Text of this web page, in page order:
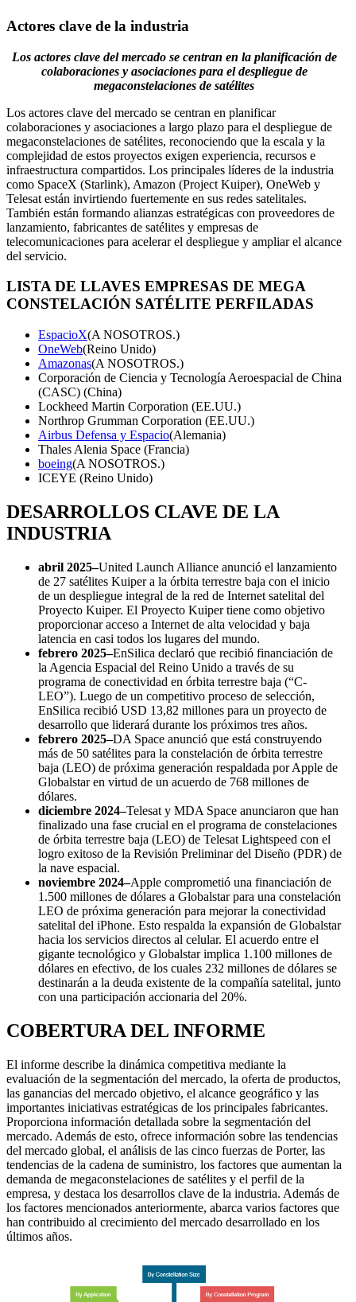
Actores clave de la industria
Los actores clave del mercado se centran en la planificación de
colaboraciones y asociaciones para el despliegue de
megaconstelaciones de satélites
Los actores clave del mercado se centran en planificar
colaboraciones y asociaciones a largo plazo para el despliegue de
megaconstelaciones de satélites, reconociendo que la escala y la
complejidad de estos proyectos exigen experiencia, recursos e
infraestructura compartidos. Los principales líderes de la industria
como SpaceX (Starlink), Amazon (Project Kuiper), OneWeb y
Telesat están invirtiendo fuertemente en sus redes satelitales.
También están formando alianzas estratégicas con proveedores de
lanzamiento, fabricantes de satélites y empresas de
telecomunicaciones para acelerar el despliegue y ampliar el alcance
del servicio.
LISTA DE LLAVES EMPRESAS DE MEGA
CONSTELACIÓN SATÉLITE PERFILADAS
EspacioX(A NOSOTROS.)
OneWeb(Reino Unido)
Amazonas(A NOSOTROS.)
Corporación de Ciencia y Tecnología Aeroespacial de China
(CASC) (China)
Lockheed Martin Corporation (EE.UU.)
Northrop Grumman Corporation (EE.UU.)
Airbus Defensa y Espacio(Alemania)
Thales Alenia Space (Francia)
boeing(A NOSOTROS.)
ICEYE (Reino Unido)
DESARROLLOS CLAVE DE LA
INDUSTRIA
abril 2025–United Launch Alliance anunció el lanzamiento
de 27 satélites Kuiper a la órbita terrestre baja con el inicio
de un despliegue integral de la red de Internet satelital del
Proyecto Kuiper. El Proyecto Kuiper tiene como objetivo
proporcionar acceso a Internet de alta velocidad y baja
latencia en casi todos los lugares del mundo.
febrero 2025–EnSilica declaró que recibió financiación de
la Agencia Espacial del Reino Unido a través de su
programa de conectividad en órbita terrestre baja (“C-
LEO”). Luego de un competitivo proceso de selección,
EnSilica recibió USD 13,82 millones para un proyecto de
desarrollo que liderará durante los próximos tres años.
febrero 2025–DA Space anunció que está construyendo
más de 50 satélites para la constelación de órbita terrestre
baja (LEO) de próxima generación respaldada por Apple de
Globalstar en virtud de un acuerdo de 768 millones de
dólares.
diciembre 2024–Telesat y MDA Space anunciaron que han
finalizado una fase crucial en el programa de constelaciones
de órbita terrestre baja (LEO) de Telesat Lightspeed con el
logro exitoso de la Revisión Preliminar del Diseño (PDR) de
la nave espacial.
noviembre 2024–Apple comprometió una financiación de
1.500 millones de dólares a Globalstar para una constelación
LEO de próxima generación para mejorar la conectividad
satelital del iPhone. Esto respalda la expansión de Globalstar
hacia los servicios directos al celular. El acuerdo entre el
gigante tecnológico y Globalstar implica 1.100 millones de
dólares en efectivo, de los cuales 232 millones de dólares se
destinarán a la deuda existente de la compañía satelital, junto
con una participación accionaria del 20%.
COBERTURA DEL INFORME
El informe describe la dinámica competitiva mediante la
evaluación de la segmentación del mercado, la oferta de productos,
las ganancias del mercado objetivo, el alcance geográfico y las
importantes iniciativas estratégicas de los principales fabricantes.
Proporciona información detallada sobre la segmentación del
mercado. Además de esto, ofrece información sobre las tendencias
del mercado global, el análisis de las cinco fuerzas de Porter, las
tendencias de la cadena de suministro, los factores que aumentan la
demanda de megaconstelaciones de satélites y el perfil de la
empresa, y destaca los desarrollos clave de la industria. Además de
los factores mencionados anteriormente, abarca varios factores que
han contribuido al crecimiento del mercado desarrollado en los
últimos años.